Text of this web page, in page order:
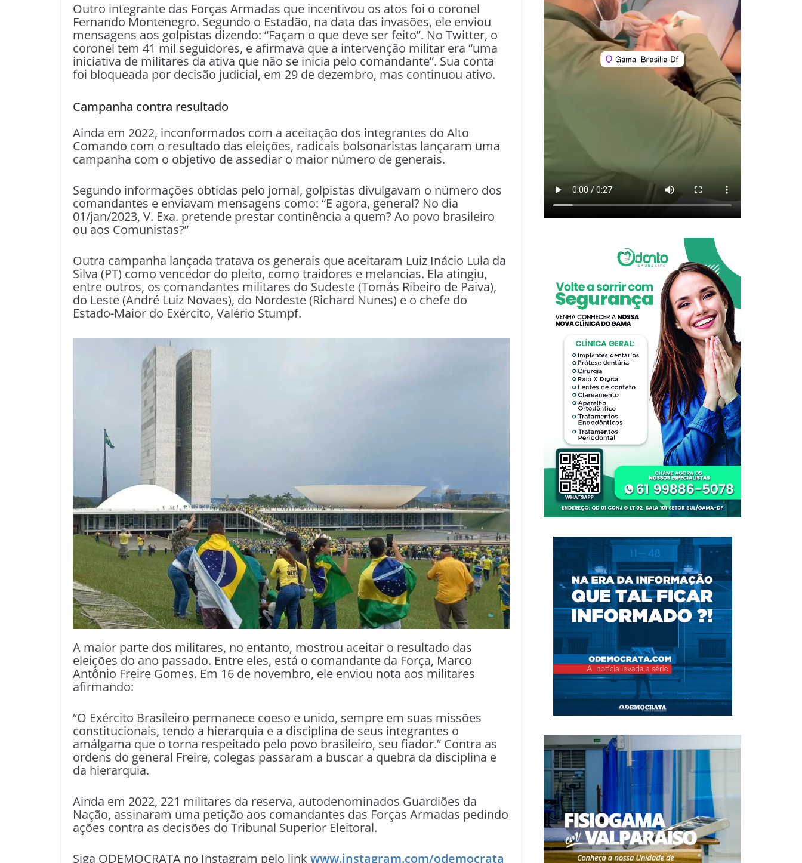
Outro integrante das Forças Armadas que incentivou os atos foi o coronel
Fernando Montenegro. Segundo o Estadão, na data das invasões, ele enviou
mensagens aos golpistas dizendo: “Façam o que deve ser feito”. No Twitter, o
coronel tem 41 mil seguidores, e afirmava que a intervenção militar era “uma
iniciativa de militares da ativa que não se inicia pelo comandante”. Sua conta
foi bloqueada por decisão judicial, em 29 de dezembro, mas continuou ativo.
Campanha contra resultado
Ainda em 2022, inconformados com a aceitação dos integrantes do Alto
Comando com o resultado das eleições, radicais bolsonaristas lançaram uma
campanha com o objetivo de assediar o maior número de generais.
Segundo informações obtidas pelo jornal, golpistas divulgavam o número dos
comandantes e enviavam mensagens como: “E agora, general? No dia
01/jan/2023, V. Exa. pretende prestar continência a quem? Ao povo brasileiro
ou aos Comunistas?”
Outra campanha lançada tratava os generais que aceitaram Luiz Inácio Lula da
Silva (PT) como vencedor do pleito, como traidores e melancias. Ela atingiu,
entre outros, os comandantes militares do Sudeste (Tomás Ribeiro de Paiva),
do Leste (André Luiz Novaes), do Nordeste (Richard Nunes) e o chefe do
Estado-Maior do Exército, Valério Stumpf.
A maior parte dos militares, no entanto, mostrou aceitar o resultado das
eleições do ano passado. Entre eles, está o comandante da Força, Marco
Antônio Freire Gomes. Em 16 de novembro, ele enviou nota aos militares
afirmando:
“O Exército Brasileiro permanece coeso e unido, sempre em suas missões
constitucionais, tendo a hierarquia e a disciplina de seus integrantes o
amálgama que o torna respeitado pelo povo brasileiro, seu fiador.” Contra as
ordens do general Freire, colegas passaram a buscar a quebra da disciplina e
da hierarquia.
Ainda em 2022, 221 militares da reserva, autodenominados Guardiões da
Nação, assinaram uma petição aos comandantes das Forças Armadas pedindo
ações contra as decisões do Tribunal Superior Eleitoral.
Siga ODEMOCRATA no Instagram pelo link www.instagram.com/odemocrata